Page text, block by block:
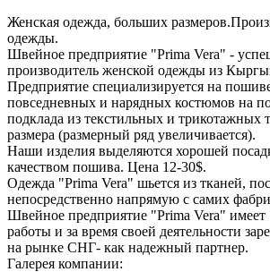
Женская одежда, больших
одежды.
Швейное предприятие "Prima Vera" -
производитель женской одежды из
Предприятие специализируется на
повседневных и нарядных костюмов на
подклада из текстильных и трикотажных
размера (размерный ряд увеличивается).
Наши изделия выделяются хорошей
качеством пошива. Цена 12-30$.
Одежда "Prima Vera" шьется из тканей,
непосредственно напрямую с самих
Швейное предприятие "Prima Vera"
работы и за время своей деятельности
на рынке СНГ- как надежный партнер.
Галерея компании: